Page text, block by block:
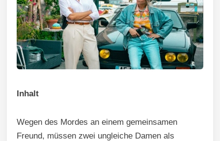
Inhalt
Wegen des Mordes an einem gemeinsamen
Freund, müssen zwei ungleiche Damen als